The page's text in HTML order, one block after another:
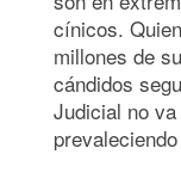
cínicos.
millones de
cándidos
Judicial no